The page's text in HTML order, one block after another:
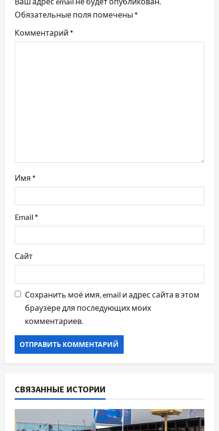
и
я
и
с
м
Обязательные поля помечены *
Комментарий *
Имя *
Email*
Сайт
Сохранить моё имя, email и адрес сайта в этом
браузере для последующих моих
комментариев.
СВЯЗАННЫЕ ИСТОРИИ